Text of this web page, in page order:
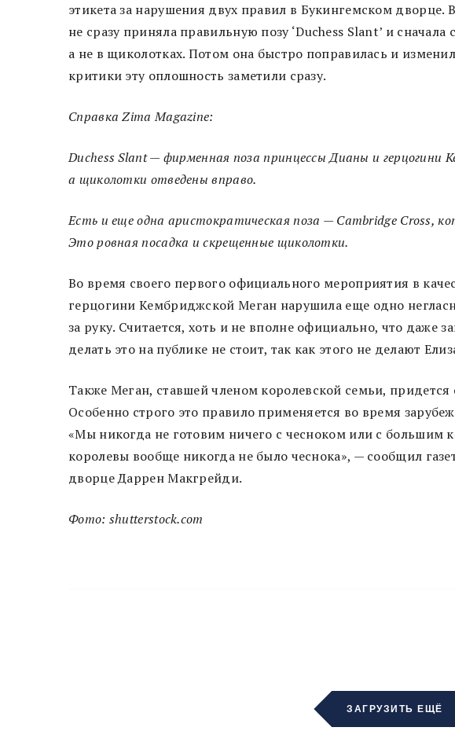
этикета за нарушения двух правил в Букингемском дворце.
не сразу приняла правильную позу ‘Duchess Slant’ и сначала
а не в щиколотках. Потом она быстро поправилась и
критики эту оплошность заметили сразу.
Справка Zima Magazine:
Duchess Slant — фирменная поза принцессы Дианы и герцогини
а щиколотки отведены вправо.
Есть и еще одна аристократическая поза — Cambridge Cross,
Это ровная посадка и скрещенные щиколотки.
Во время своего первого официального мероприятия в
герцогини Кембриджской Меган нарушила еще одно
за руку. Считается, хоть и не вполне официально, что даже
делать это на публике не стоит, так как этого не делают
Также Меган, ставшей членом королевской семьи, придется
Особенно строго это правило применяется во время
«Мы никогда не готовим ничего с чесноком или с большим
королевы вообще никогда не было чеснока», — сообщил
дворце Даррен Макгрейди.
Фото: shutterstock.com
ЗАГРУЗИТЬ ЕЩЁ